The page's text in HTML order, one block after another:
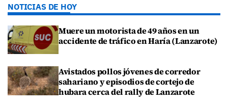
NOTICIAS DE HOY
Muere un motorista de 49 años en un
accidente de tráfico en Haría (Lanzarote)
Avistados pollos jóvenes de corredor
sahariano y episodios de cortejo de
hubara cerca del rally de Lanzarote